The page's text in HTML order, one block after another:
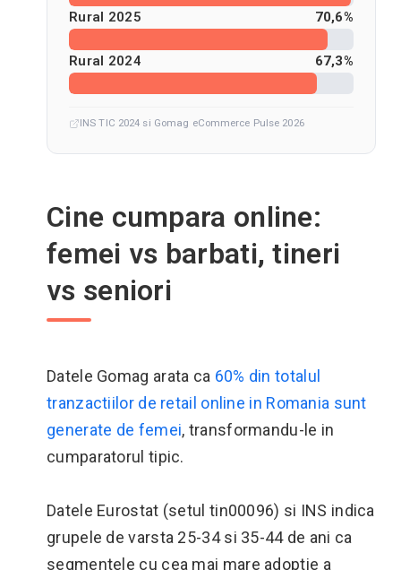
Rural 2025 70,6%
Rural 2024 67,3%
INS TIC 2024 si Gomag eCommerce Pulse 2026
Cine cumpara online:
femei vs barbati, tineri
vs seniori
Datele Gomag arata ca 60% din totalul
tranzactiilor de retail online in Romania sunt
generate de femei, transformandu-le in
cumparatorul tipic.
Datele Eurostat (setul tin00096) si INS indica
grupele de varsta 25-34 si 35-44 de ani ca
segmentele cu cea mai mare adoptie a